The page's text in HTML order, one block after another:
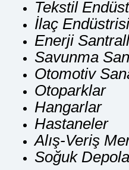
Tekstil
İlaç Endüstrisi
Enerji
Savunma
Otomotiv
Otoparklar
Hangarlar
Hastaneler
Alış-Veriş
Soğuk